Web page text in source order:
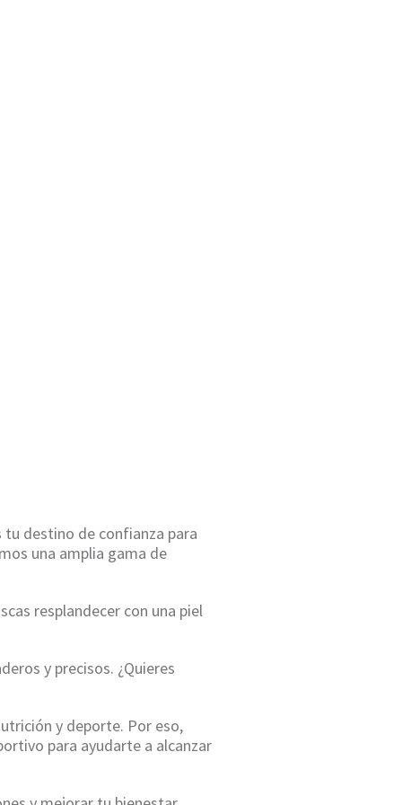
tu destino de confianza para
una amplia gama de
resplandecer con una piel
y precisos. ¿Quieres
y deporte. Por eso,
para ayudarte a alcanzar